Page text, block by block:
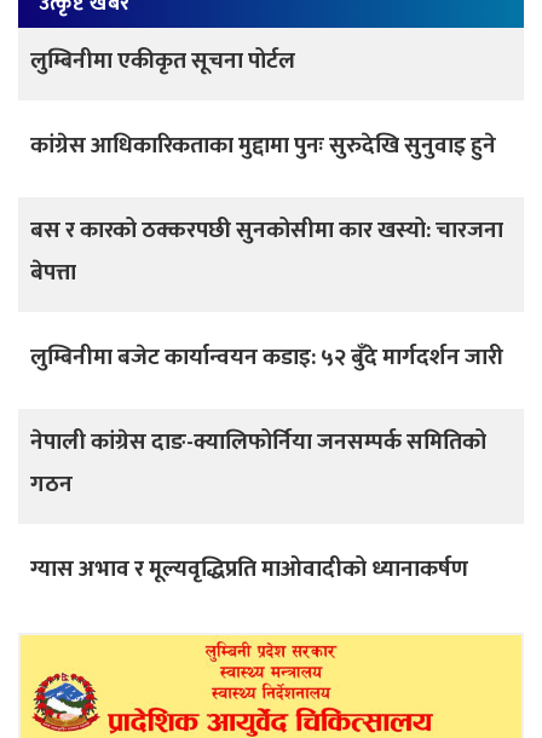
लुम्बिनीमा एकीकृत सूचना पोर्टल
कांग्रेस आधिकारिकताका मुद्दामा पुनः सुरुदेखि सुनुवाइ हुने
बस र कारको ठक्करपछी सुनकोसीमा कार खस्यो: चारजना
बेपत्ता
लुम्बिनीमा बजेट कार्यान्वयन कडाइ: ५२ बुँदे मार्गदर्शन जारी
नेपाली कांग्रेस दाङ-क्यालिफोर्निया जनसम्पर्क समितिको
गठन
ग्यास अभाव र मूल्यवृद्धिप्रति माओवादीको ध्यानाकर्षण